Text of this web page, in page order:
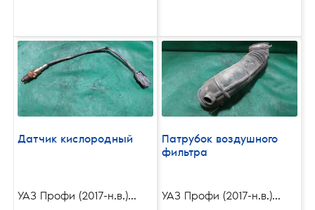
Датчик кислородный
УАЗ Профи (2017-н.в.)...
Патрубок воздушного
фильтра
УАЗ Профи (2017-н.в.)...